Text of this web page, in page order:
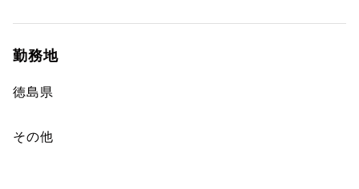
勤務地
徳島県
その他